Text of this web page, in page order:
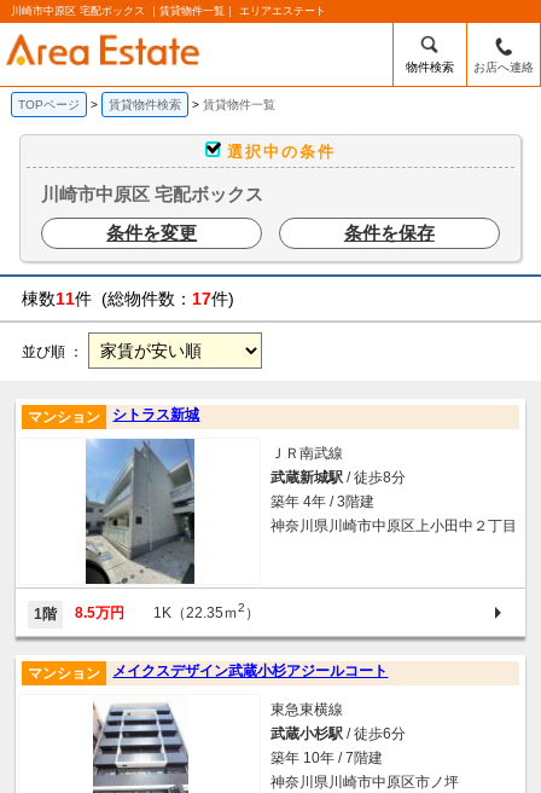
川崎市中原区 宅配ボックス ｜賃貸物件一覧｜ エリアエステート
物件検索 お店へ連絡
TOPページ 賃貸物件検索 賃貸物件一覧
選択中の条件
川崎市中原区 宅配ボックス
条件を変更
条件を保存
棟数11件 (総物件数： 17件)
並び順 ：
シトラス新城
マンション
ＪＲ南武線
武蔵新城駅 / 徒歩8分
築年 4年 / 3階建
神奈川県川崎市中原区上小田中２丁目
1階 8.5万円 1K（22.35ｍ2 ）
メイクスデザイン武蔵小杉アジールコート
マンション
東急東横線
武蔵小杉駅 / 徒歩6分
築年 10年 / 7階建
神奈川県川崎市中原区市ノ坪